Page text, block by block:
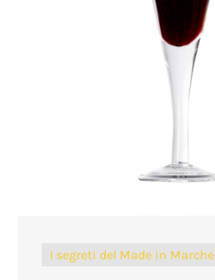
I segreti del Made in Marche